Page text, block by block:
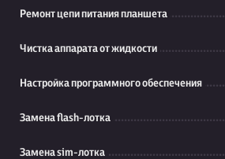
Ремонт цепи питания планшета
Чистка аппарата от жидкости
Настройка программного обеспечения
Замена flash-лотка
Замена sim-лотка